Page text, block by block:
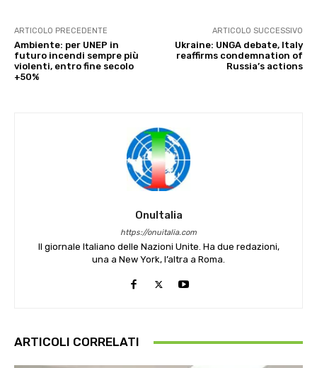
ARTICOLO PRECEDENTE
Ambiente: per UNEP in
futuro incendi sempre più
violenti, entro fine secolo
+50%
ARTICOLO SUCCESSIVO
Ukraine: UNGA debate, Italy
reaffirms condemnation of
Russia’s actions
OnuItalia
https://onuitalia.com
Il giornale Italiano delle Nazioni Unite. Ha due redazioni,
una a New York, l’altra a Roma.
ARTICOLI CORRELATI